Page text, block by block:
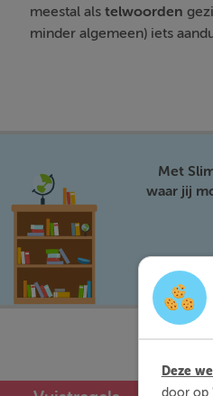
meestal als telwoorden
minder algemeen) iets
Met
waar jij
Deze
door op